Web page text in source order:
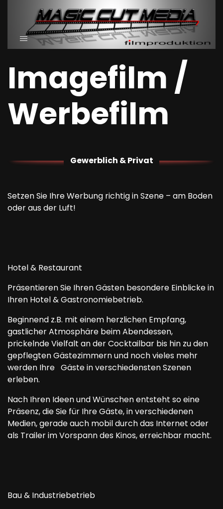
Imagefilm /
Werbefilm
Gewerblich & Privat
Setzen Sie Ihre Werbung richtig in Szene – am Boden
oder aus der Luft!
Hotel & Restaurant
Präsentieren Sie Ihren Gästen besondere Einblicke in
Ihren Hotel & Gastronomiebetrieb.
Beginnend z.B. mit einem herzlichen Empfang,
gastlicher Atmosphäre beim Abendessen,
prickelnde Vielfalt an der Cocktailbar bis hin zu den
gepflegten Gästezimmern und noch vieles mehr
werden Ihre Gäste in verschiedensten Szenen
erleben.
Nach Ihren Ideen und Wünschen entsteht so eine
Präsenz, die Sie für Ihre Gäste, in verschiedenen
Medien, gerade auch mobil durch das Internet oder
als Trailer im Vorspann des Kinos, erreichbar macht.
Bau & Industriebetrieb